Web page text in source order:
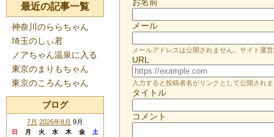
メール
メールアドレスは公開されません。サイト運
URL
入力すると投稿者名がリンクとして公開され
タイトル
コメント
最近の記事一覧
神奈川のららちゃん
埼玉のしぃ君
ノアちゃん温泉に入る
東京のまりもちゃん
東京のころんちゃん
ブログ
7月 2026年8月 9月
日 月 火 水 木 金 土